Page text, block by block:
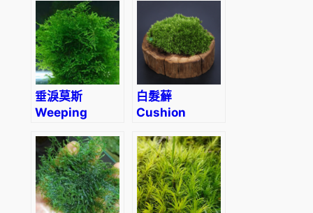
(Plagiomnium
acutum)
maximowiczii)
垂淚莫斯
Weeping
(Vesicularia
ferriei)
白髮蘚
Cushion
(Leucobryum
glaucum)